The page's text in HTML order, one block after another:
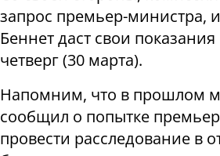
запрос премьер-министра,
Беннет даст свои
четверг (30 марта).
Напомним, что в прошлом
сообщил о попытке
провести расследование в